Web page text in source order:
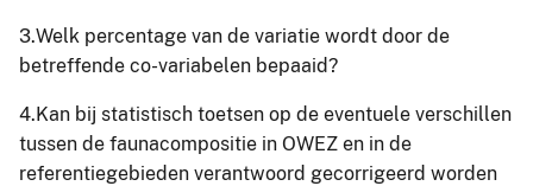
3.Welk percentage van de variatie wordt door de
betreffende co-variabelen bepaaid?
4.Kan bij statistisch toetsen op de eventuele verschillen
tussen de faunacompositie in OWEZ en in de
referentiegebieden verantwoord gecorrigeerd worden